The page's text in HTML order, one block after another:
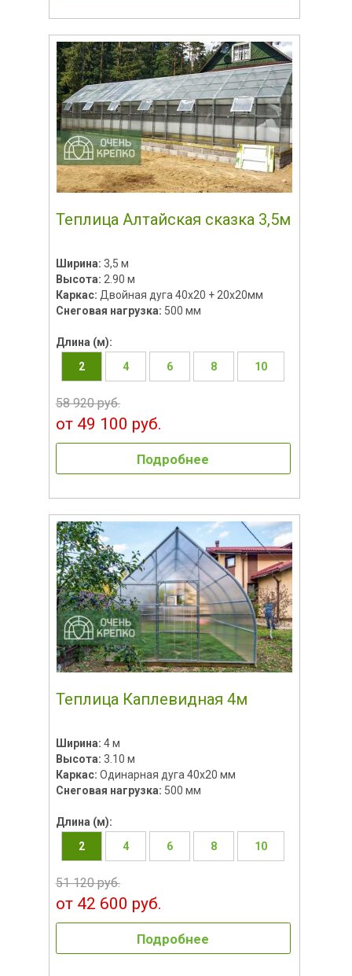
Теплица Алтайская сказка 3,5м
Ширина: 3,5 м
Высота: 2.90 м
Каркас: Двойная дуга 40х20 + 20х20мм
Снеговая нагрузка: 500 мм
Длина (м):
2
4 6 8 10
58 920 руб.
от 49 100 руб.
Подробнее
Теплица Каплевидная 4м
Ширина: 4 м
Высота: 3.10 м
Каркас: Одинарная дуга 40х20 мм
Снеговая нагрузка: 500 мм
Длина (м):
2
4 6 8 10
51 120 руб.
от 42 600 руб.
Подробнее